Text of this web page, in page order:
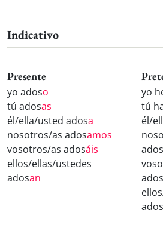
Indicativo
Presente
yo adoso
tú adosas
él/ella/usted adosa
nosotros/as adosamos
vosotros/as adosáis
ellos/ellas/ustedes
adosan
yo
tú
él/
ados
ados
ados